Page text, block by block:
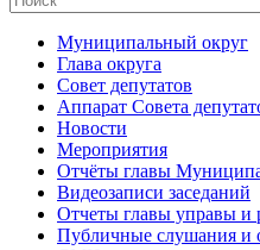
Муниципальный округ
Глава округа
Совет депутатов
Аппарат Совета
Новости
Мероприятия
Отчёты главы
Видеозаписи заседаний
Отчеты главы управы и
Публичные слушания и